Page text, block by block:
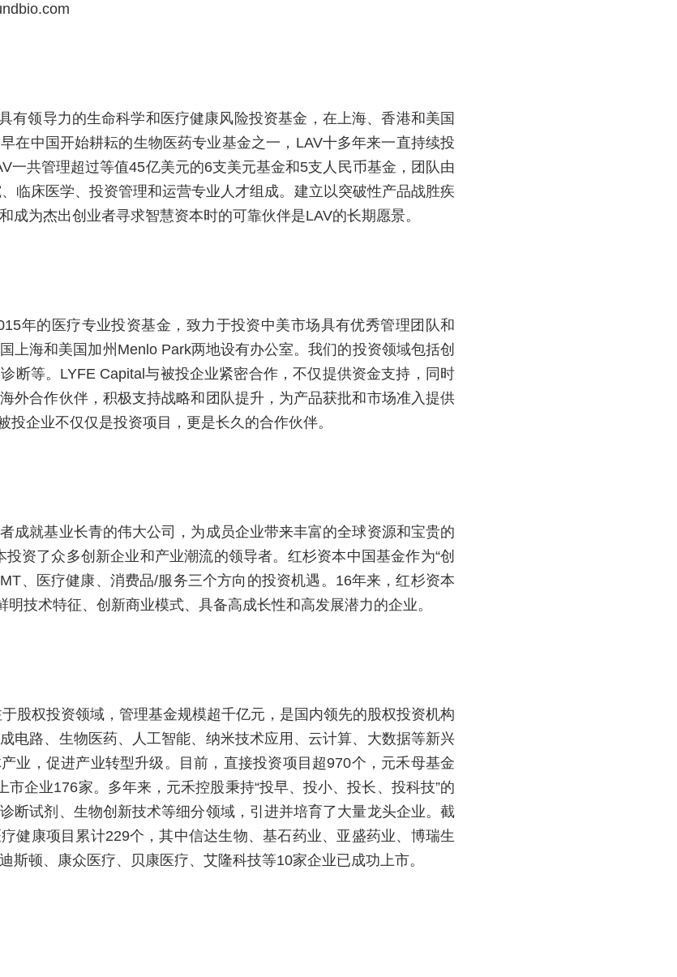
有领导力的生命科学和医疗健康风险投资基金，在上海、香港和美国
在中国开始耕耘的生物医药专业基金之一，LAV十多年来一直持续投
一共管理超过等值45亿美元的6支美元基金和5支人民币基金，团队由
临床医学、投资管理和运营专业人才组成。建立以突破性产品战胜疾
成为杰出创业者寻求智慧资本时的可靠伙伴是LAV的长期愿景。
年的医疗专业投资基金，致力于投资中美市场具有优秀管理团队和
上海和美国加州Menlo Park两地设有办公室。我们的投资领域包括创
断等。LYFE Capital与被投企业紧密合作，不仅提供资金支持，同时
外合作伙伴，积极支持战略和团队提升，为产品获批和市场准入提供
投企业不仅仅是投资项目，更是长久的合作伙伴。
成就基业长青的伟大公司，为成员企业带来丰富的全球资源和宝贵的
资了众多创新企业和产业潮流的领导者。红杉资本中国基金作为“创
、医疗健康、消费品/服务三个方向的投资机遇。16年来，红杉资本
技术特征、创新商业模式、具备高成长性和高发展潜力的企业。
股权投资领域，管理基金规模超千亿元，是国内领先的股权投资机构
电路、生物医药、人工智能、纳米技术应用、云计算、大数据等新兴
业，促进产业转型升级。目前，直接投资项目超970个，元禾母基金
市企业176家。多年来，元禾控股秉持“投早、投小、投长、投科技”的
断试剂、生物创新技术等细分领域，引进并培育了大量龙头企业。截
健康项目累计229个，其中信达生物、基石药业、亚盛药业、博瑞生
斯顿、康众医疗、贝康医疗、艾隆科技等10家企业已成功上市。